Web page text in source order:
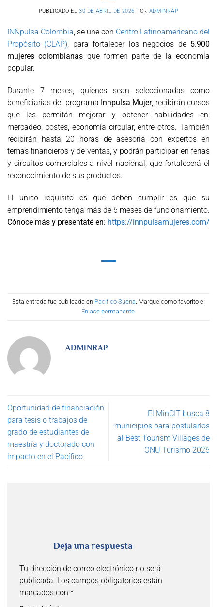
PUBLICADO EL30 DE ABRIL DE 2026 POR ADMINRAP
INNpulsa Colombia, se une con Centro Latinoamericano del
Propósito (CLAP), para fortalecer los negocios de5.900
mujeres colombianas que formen parte de la economía
popular.
Durante 7 meses, quienes sean seleccionadas como
beneficiarias del programa Innpulsa Mujer, recibirán cursos
que les permitán mejorar y obtener habilidades en:
mercadeo, costes, economía circular, entre otros. También
recibirán hasta 20 horas de asesoria con expertos en
temas financieros y de ventas, y podrán participar en ferias
y circuitos comerciales a nivel nacional, que fortalecerá el
reconocimiento de sus productos.
El unico requisito es que deben cumplir es que su
emprendimiento tenga más de 6 meses de funcionamiento.
Cónoce más y presentaté en: https://innpulsamujeres.com/
Esta entrada fue publicada en Pacífico Suena . Marque como favorito el
Enlace permanente.
ADMINRAP
Oportunidad de financiación
para tesis o trabajos de
grado de estudiantes de
maestría y doctorado con
impacto en el Pacífico
El MinCIT busca 8
municipios para postularlos
al Best Tourism Villages de
ONU Turismo 2026
Deja una respuesta
Tu dirección de correo electrónico no será
publicada. Los campos obligatorios están
marcados con *